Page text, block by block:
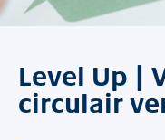
Level Up |
circulair